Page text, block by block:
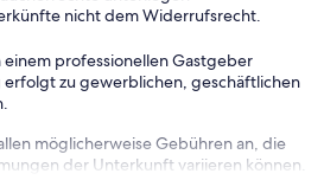
nicht dem Widerrufsrecht.
professionellen Gastgeber
zu gewerblichen, geschäftlichen
möglicherweise Gebühren an, die
der Unterkunft variieren können.